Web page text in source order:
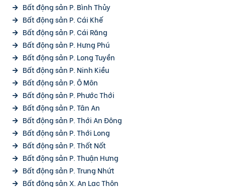
Bất động sản P. Bình Thủy
Bất động sản P. Cái Khế
Bất động sản P. Cái Răng
Bất động sản P. Hưng Phú
Bất động sản P. Long Tuyền
Bất động sản P. Ninh Kiều
Bất động sản P. Ô Môn
Bất động sản P. Phước Thới
Bất động sản P. Tân An
Bất động sản P. Thới An Đông
Bất động sản P. Thới Long
Bất động sản P. Thốt Nốt
Bất động sản P. Thuận Hưng
Bất động sản P. Trung Nhứt
Bất động sản X. An Lạc Thôn